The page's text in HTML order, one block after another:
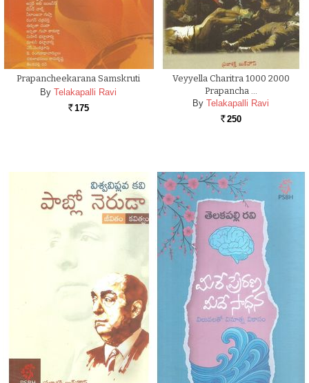
Prapancheekarana Samskruti
By Telakapalli Ravi
Rs. 175
Veyyella Charitra 1000 2000
Prapancha …
By Telakapalli Ravi
Rs. 250